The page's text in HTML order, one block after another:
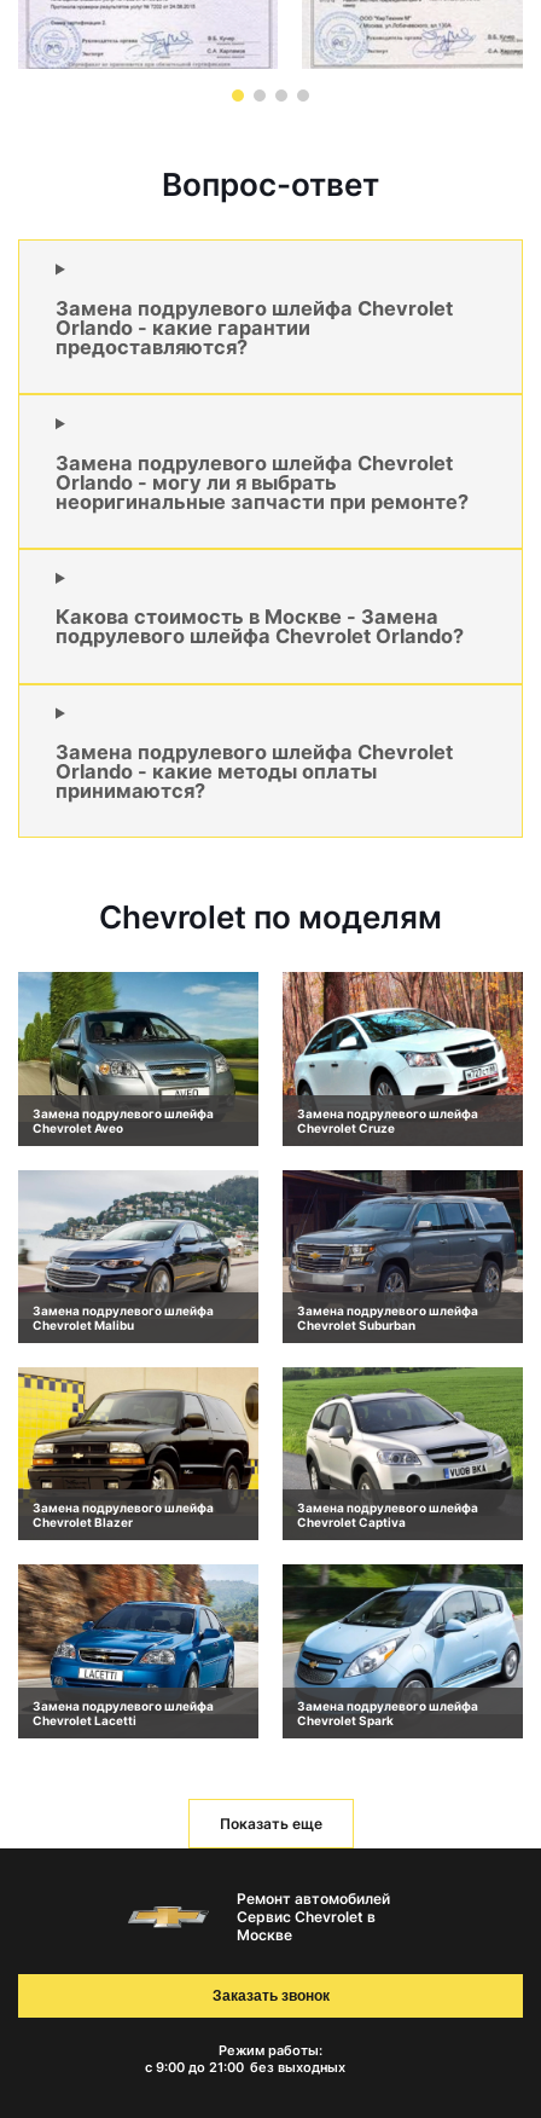
Вопрос-ответ
Замена подрулевого шлейфа Chevrolet
Orlando - какие гарантии
предоставляются?
Замена подрулевого шлейфа Chevrolet
Orlando - могу ли я выбрать
неоригинальные запчасти при ремонте?
Какова стоимость в Москве - Замена
подрулевого шлейфа Chevrolet Orlando?
Замена подрулевого шлейфа Chevrolet
Orlando - какие методы оплаты
принимаются?
Chevrolet по моделям
Замена подрулевого шлейфа
Chevrolet Aveo
Замена подрулевого шлейфа
Chevrolet Cruze
Замена подрулевого шлейфа
Chevrolet Malibu
Замена подрулевого шлейфа
Chevrolet Suburban
Замена подрулевого шлейфа
Chevrolet Blazer
Замена подрулевого шлейфа
Chevrolet Captiva
Замена подрулевого шлейфа
Chevrolet Lacetti
Замена подрулевого шлейфа
Chevrolet Spark
Показать еще
Ремонт автомобилей
Сервис Chevrolet в
Москве
Режим работы:
с 9:00 до 21:00 без выходных
Заказать звонок